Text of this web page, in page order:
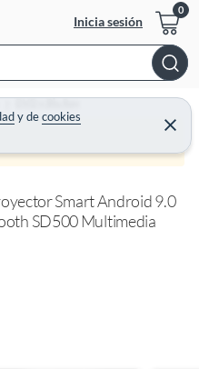
Inicia sesión
e
a
c
B
a
ydecookies
C
e
r
DVD y Blu Ray
Smart Android 9.0
SD500 Multimedia